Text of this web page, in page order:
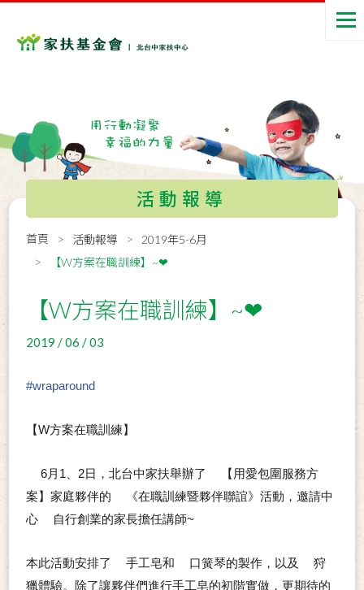
活動報導
首頁 活動報導
2019年5-6月
【W方案在職訓練】~❤
【W方案在職訓練】~❤
2019 / 06 / 03
#wraparound
【W方案在職訓練】
6月1、2日，北台中家扶舉辦了
【用愛包圍服務方
案】家庭夥伴的
《在職訓練暨夥伴聯誼》活動，邀請中
心
自行創業的家長擔任講師~
本此活動安排了 手工皂和 口簧琴的製作，以及
狩
獵體驗。除了讓夥伴們進行手工皂的初階實做，更期待的